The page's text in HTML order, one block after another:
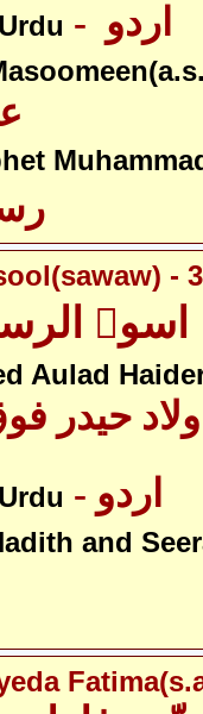
Urdu
-
اسوۃ
Aulad
حیدر
Urdu - اردو
and